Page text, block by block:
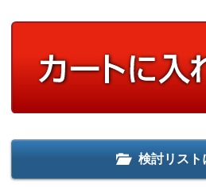
検討リスト